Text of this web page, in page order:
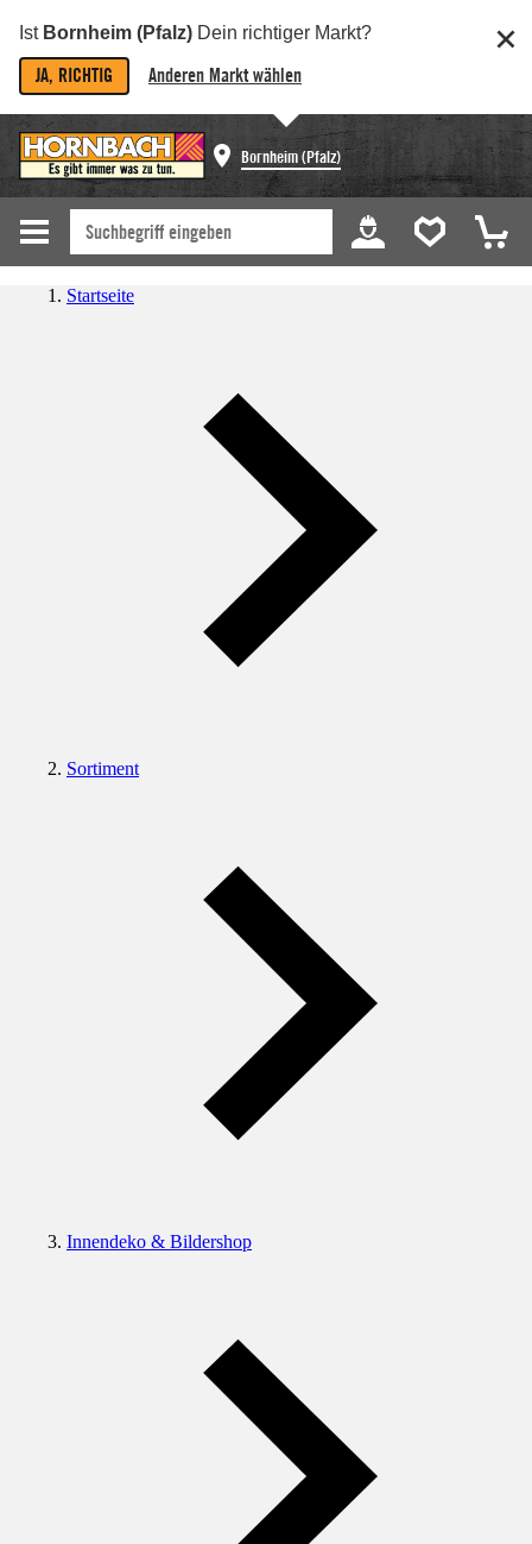
Ist Bornheim (Pfalz) Dein richtiger Markt?
JA, RICHTIG Anderen Markt wählen
Bornheim (Pfalz)
Startseite
Sortiment
Innendeko & Bildershop